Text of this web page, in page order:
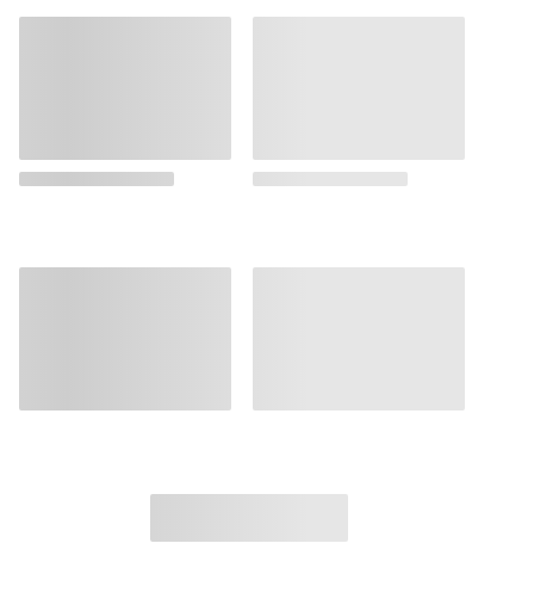
Est de Niort la plus grande ville à proximité. Marigny fait partie